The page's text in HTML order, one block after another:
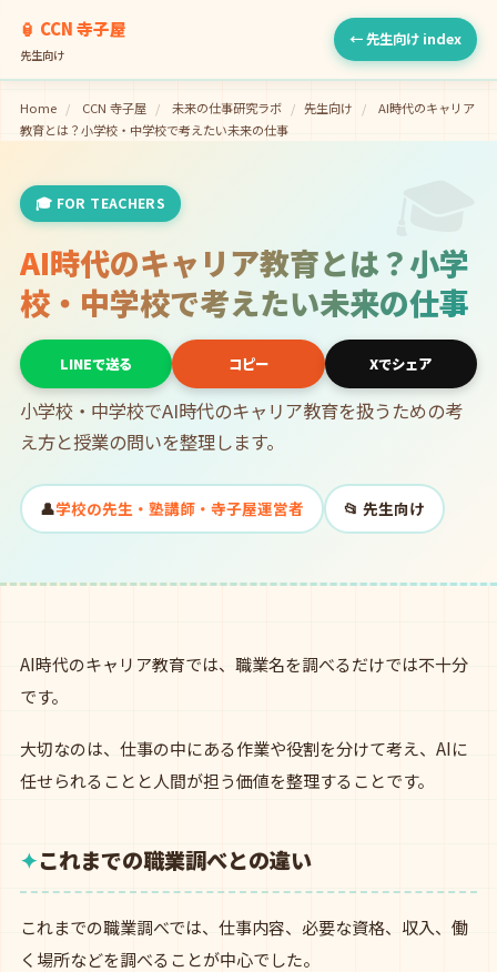
🏮 CCN 寺子屋
先生向け
← 先生向け index
Home / CCN 寺子屋 / 未来の仕事研究ラボ / 先生向け /
AI時代のキャリア
教育とは？小学校・中学校で考えたい未来の仕事
🎓 FOR TEACHERS
AI時代のキャリア教育とは？小学
校・中学校で考えたい未来の仕事
LINEで送る コピー Xでシェア
小学校・中学校でAI時代のキャリア教育を扱うための考
え方と授業の問いを整理します。
👤学校の先生・塾講師・寺子屋運営者 📂 先生向け
AI時代のキャリア教育では、職業名を調べるだけでは不十分
です。
大切なのは、仕事の中にある作業や役割を分けて考え、AIに
任せられることと人間が担う価値を整理することです。
これまでの職業調べとの違い
これまでの職業調べでは、仕事内容、必要な資格、収入、働
く場所などを調べることが中心でした。